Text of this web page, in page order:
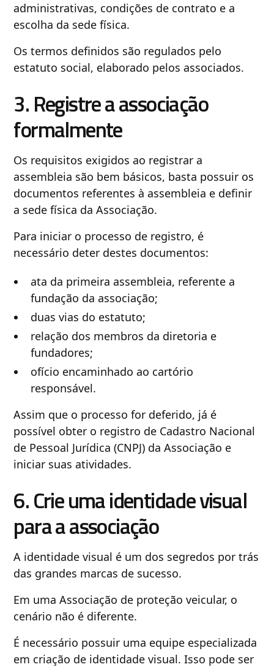
administrativas, condições de contrato e a
escolha da sede física.
Os termos definidos são regulados pelo
estatuto social, elaborado pelos associados.
3. Registre a associação
formalmente
Os requisitos exigidos ao registrar a
assembleia são bem básicos, basta possuir os
documentos referentes à assembleia e definir
a sede física da Associação.
Para iniciar o processo de registro, é
necessário deter destes documentos:
ata da primeira assembleia, referente a
fundação da associação;
duas vias do estatuto;
relação dos membros da diretoria e
fundadores;
ofício encaminhado ao cartório
responsável.
Assim que o processo for deferido, já é
possível obter o registro de Cadastro Nacional
de Pessoal Jurídica (CNPJ) da Associação e
iniciar suas atividades.
6. Crie uma identidade visual
para a associação
A identidade visual é um dos segredos por trás
das grandes marcas de sucesso.
Em uma Associação de proteção veicular, o
cenário não é diferente.
É necessário possuir uma equipe especializada
em criação de identidade visual. Isso pode ser